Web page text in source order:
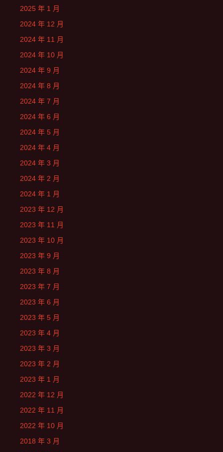
2025 年 1 月
2024 年 12 月
2024 年 11 月
2024 年 10 月
2024 年 9 月
2024 年 8 月
2024 年 7 月
2024 年 6 月
2024 年 5 月
2024 年 4 月
2024 年 3 月
2024 年 2 月
2024 年 1 月
2023 年 12 月
2023 年 11 月
2023 年 10 月
2023 年 9 月
2023 年 8 月
2023 年 7 月
2023 年 6 月
2023 年 5 月
2023 年 4 月
2023 年 3 月
2023 年 2 月
2023 年 1 月
2022 年 12 月
2022 年 11 月
2022 年 10 月
2018 年 3 月